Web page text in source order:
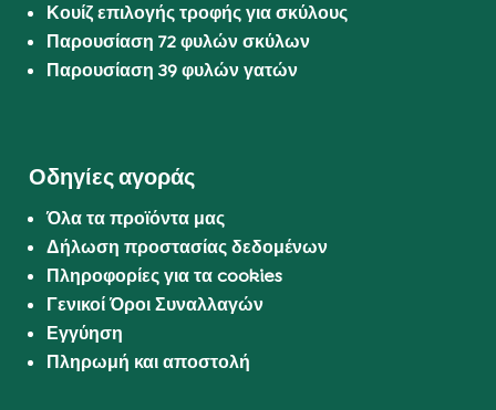
Κουίζ επιλογής τροφής για σκύλους
Παρουσίαση 72 φυλών σκύλων
Παρουσίαση 39 φυλών γατών
Οδηγίες αγοράς
Όλα τα προϊόντα μας
Δήλωση προστασίας δεδομένων
Πληροφορίες για τα cookies
Γενικοί Όροι Συναλλαγών
Εγγύηση
Πληρωμή και αποστολή